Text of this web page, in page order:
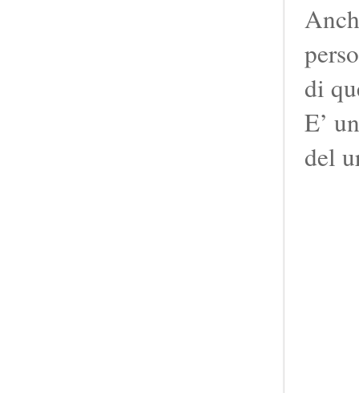
di
E’
del